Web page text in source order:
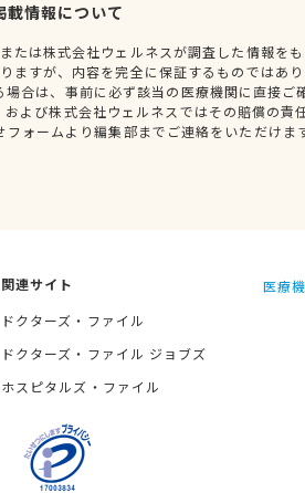
載情報について
たは株式会社ウェルネスが調査した情報を
ますが、内容を完全に保証するものではあ
合は、事前に必ず該当の医療機関に直接ご
よび株式会社ウェルネスではその賠償の責
ォームより編集部までご連絡をいただけま
関連サイト
ドクターズ・ファイル
ドクターズ・ファイル ジョブズ
ホスピタルズ・ファイル
医療